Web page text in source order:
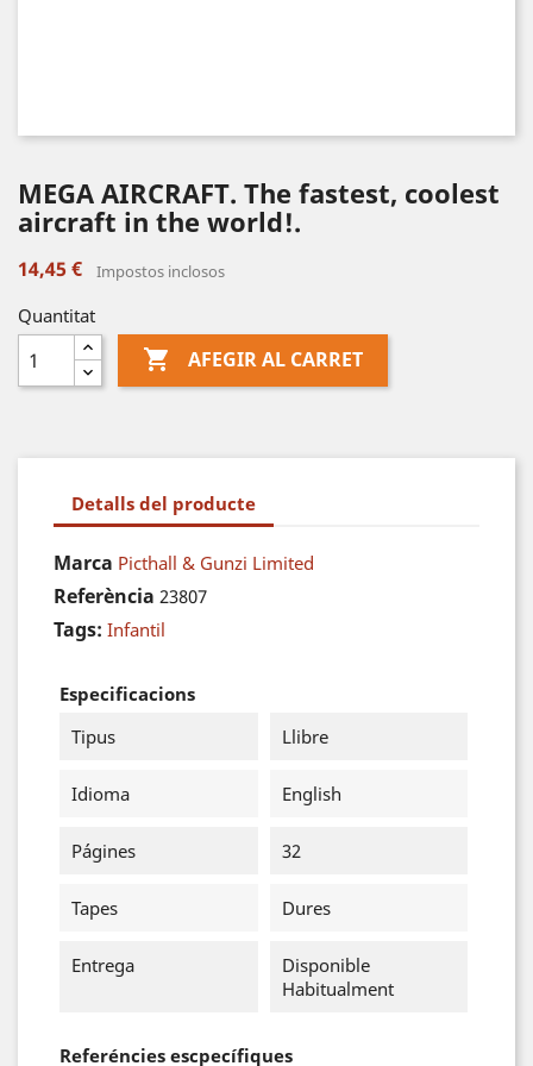
MEGA AIRCRAFT. The fastest, coolest
aircraft in the world!.
14,45 € Impostos inclosos
Quantitat
 AFEGIR AL CARRET
Detalls del producte
Marca Picthall & Gunzi Limited
Referència 23807
Tags: Infantil
Especificacions
Tipus
Llibre
Idioma English
Págines 32
Tapes Dures
Entrega
Disponible
Habitualment
Referéncies escpecífiques